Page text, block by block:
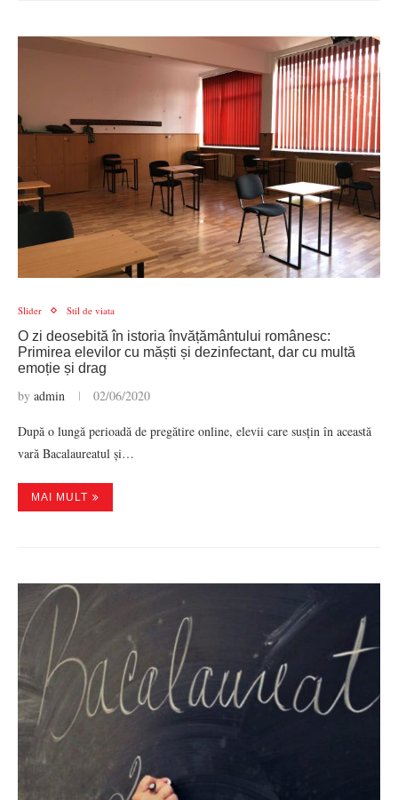
Slider Stil de viata
O zi deosebită în istoria învățământului românesc:
Primirea elevilor cu măști și dezinfectant, dar cu multă
emoție și drag
by admin 02/06/2020
După o lungă perioadă de pregătire online, elevii care susțin în această
vară Bacalaureatul și…
MAI MULT